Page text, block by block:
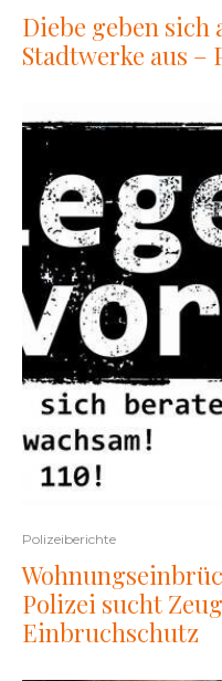
Diebe geben
Stadtwerke aus –
Polizeiberichte
Polizei sucht
Einbruchschutz